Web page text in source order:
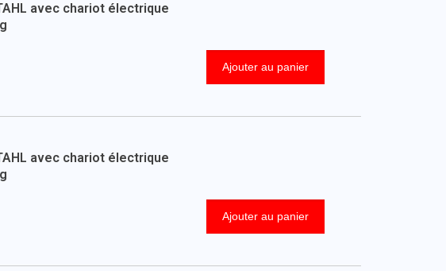
avec chariot électrique
Ajouter au panier
avec chariot électrique
Ajouter au panier